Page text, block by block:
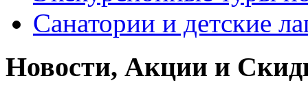
Санатории и детские
Новости, Акции и